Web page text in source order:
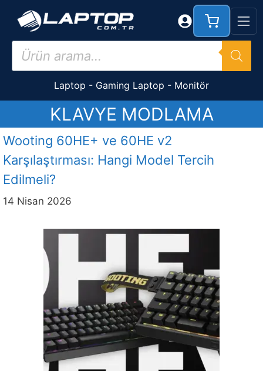
Products
search
Laptop - Gaming Laptop - Monitör
KLAVYE MODLAMA
Wooting 60HE+ ve 60HE v2
Karşılaştırması: Hangi Model Tercih
Edilmeli?
14 Nisan 2026